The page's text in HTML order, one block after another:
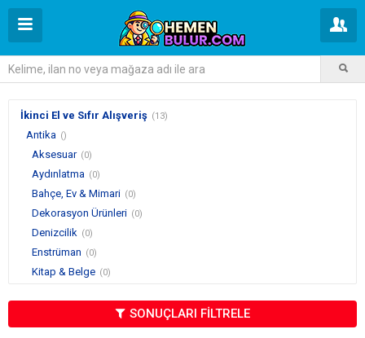
İkinci El ve Sıfır Alışveriş (13)
Antika ()
Aksesuar (0)
Aydınlatma (0)
Bahçe, Ev & Mimari (0)
Dekorasyon Ürünleri (0)
Denizcilik (0)
Enstrüman (0)
Kitap & Belge (0)
Objeler (0)
SONUÇLARI FİLTRELE